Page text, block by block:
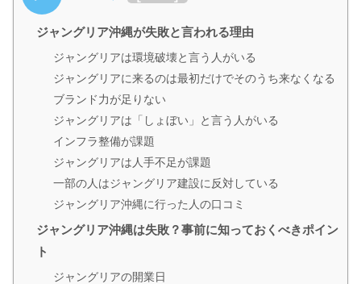
ジャングリア沖縄が失敗と言われる理由
ジャングリアは環境破壊と言う人がいる
ジャングリアに来るのは最初だけでそのうち来なくなる
ブランド力が足りない
ジャングリアは「しょぼい」と言う人がいる
インフラ整備が課題
ジャングリアは人手不足が課題
一部の人はジャングリア建設に反対している
ジャングリア沖縄に行った人の口コミ
ジャングリア沖縄は失敗？事前に知っておくべきポイン
ト
ジャングリアの開業日